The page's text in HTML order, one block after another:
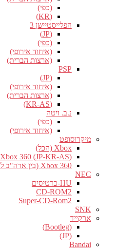
(כפי)
(KR)
הפלייסטיישן 3
(JP)
(כפי)
(איחוד אירופי)
(ארצות הברית)
PSP
(JP)
(איחוד אירופי)
(ארצות הברית)
(KR-AS)
נ.ב. ויטה
(כפי)
(איחוד אירופי)
מיקרוסופט
Xbox (הכל)
Xbox 360 (JP-KR-AS)
Xbox 360 (בין ארה"ב לאיחוד אירופי)
NEC
HU-כרטיסים
CD-ROM2
Super-CD-Rom2
SNK
ארקייד
(Bootleg)
(JP)
Bandai